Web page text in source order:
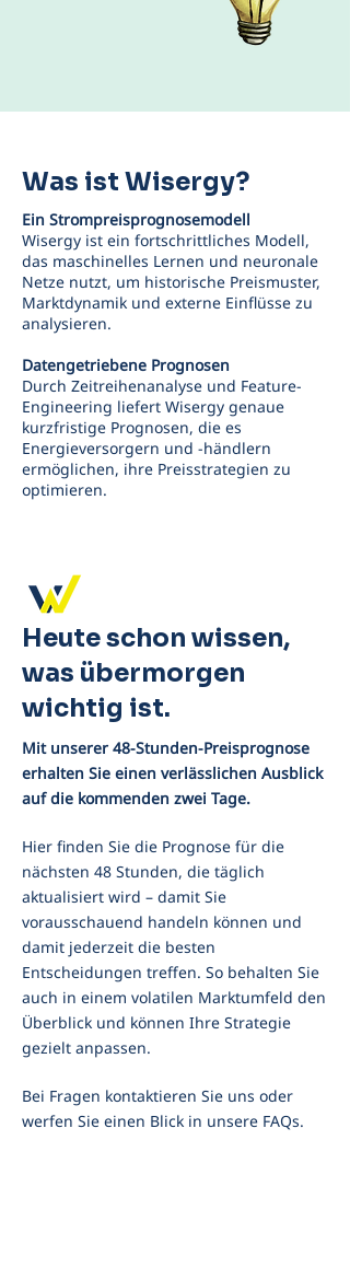
Was ist Wisergy?
Ein Strompreisprognosemodell
Wisergy ist ein fortschrittliches Modell,
das maschinelles Lernen und neuronale
Netze nutzt, um historische Preismuster,
Marktdynamik und externe Einflüsse zu
analysieren.
Datengetriebene Prognosen
Durch Zeitreihenanalyse und Feature-
Engineering liefert Wisergy genaue
kurzfristige Prognosen, die es
Energieversorgern und -händlern
ermöglichen, ihre Preisstrategien zu
optimieren.
Unsere Geschichte
Heute schon wissen,
was übermorgen
wichtig ist.
Mit unserer 48-Stunden-Preisprognose
erhalten Sie einen verlässlichen Ausblick
auf die kommenden zwei Tage.
Hier finden Sie die Prognose für die
nächsten 48 Stunden, die täglich
aktualisiert wird – damit Sie
vorausschauend handeln können und
damit jederzeit die besten
Entscheidungen treffen. So behalten Sie
auch in einem volatilen Marktumfeld den
Überblick und können Ihre Strategie
gezielt anpassen.
Bei Fragen kontaktieren Sie uns oder
werfen Sie einen Blick in unsere FAQs.